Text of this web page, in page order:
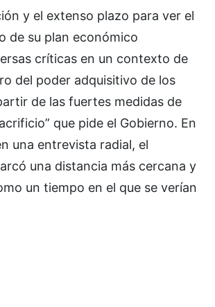
y el extenso plazo para ver el
de su plan económico
críticas en un contexto de
del poder adquisitivo de los
de las fuertes medidas de
que pide el Gobierno. En
una entrevista radial, el
una distancia más cercana y
un tiempo en el que se verían